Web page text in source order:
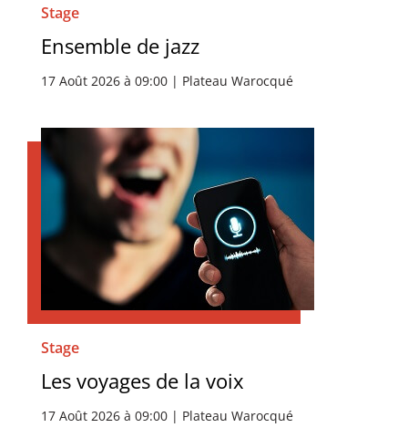
Stage
Ensemble de jazz
17 Août 2026 à 09:00 | Plateau Warocqué
Stage
Les voyages de la voix
17 Août 2026 à 09:00 | Plateau Warocqué